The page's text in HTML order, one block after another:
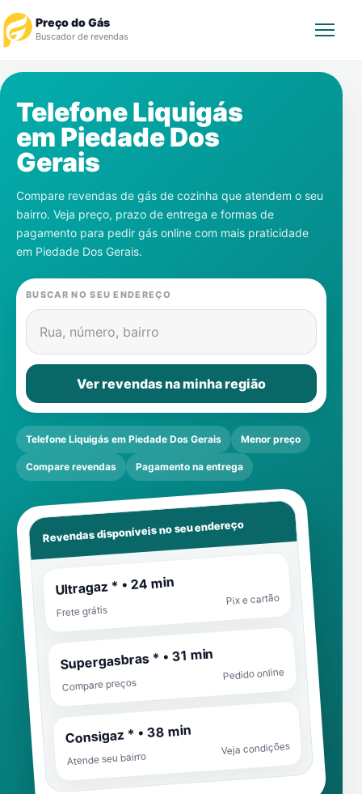
Preço do Gás
Buscador de revendas
Revendedor
Notícias
Cadastre-se
Gás
Contatos
Telefone Liquigás
em Piedade Dos
Gerais
Compare revendas de gás de cozinha que atendem o seu
bairro. Veja preço, prazo de entrega e formas de
pagamento para pedir gás online com mais praticidade
em Piedade Dos Gerais.
BUSCAR NO SEU ENDEREÇO
Rua, número, bairro
Ver revendas na minha região
Telefone Liquigás em Piedade Dos Gerais Menor preço
Compare revendas Pagamento na entrega
Revendas disponíveis no seu endereço
Ultragaz * • 24 min
Frete grátis
Pix e cartão
Supergasbras * • 31 min
Compare preços
Pedido online
Consigaz * • 38 min
Atende seu bairro
Veja condições